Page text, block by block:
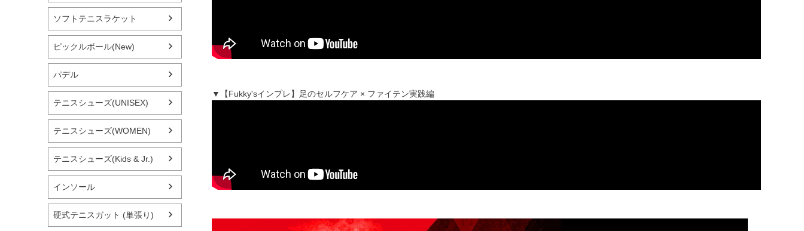
ソフトテニスラケット
ピックルボール(New)
パデル
テニスシューズ(UNISEX)
テニスシューズ(WOMEN)
テニスシューズ(Kids & Jr.)
インソール
硬式テニスガット (単張り)
▼【Fukky'sインプレ】足のセルフケア × ファイテン実践編